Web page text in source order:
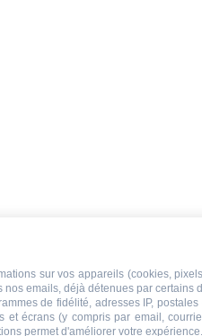
sur vos appareils (cookies,
emails, déjà détenues par
de fidélité, adresses IP,
écrans (y compris par email,
permet d'améliorer votre expérience.